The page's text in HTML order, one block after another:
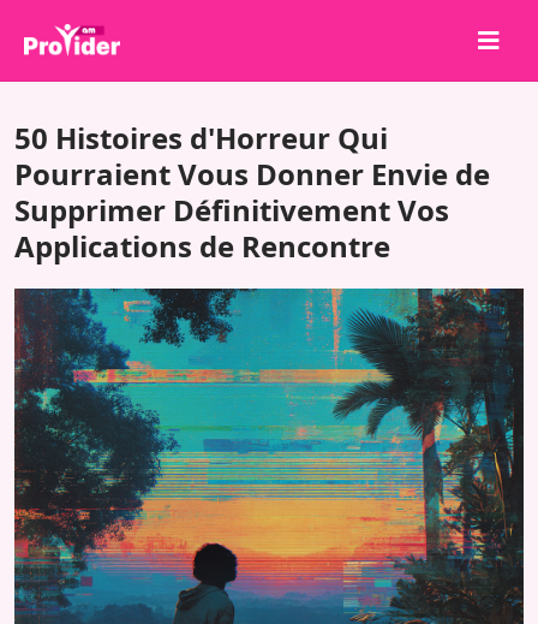
À propos de nous
Se connecter
S'inscrire
Services
API
Conditions
Blog
50 Histoires d'Horreur Qui
Pourraient Vous Donner Envie de
Supprimer Définitivement Vos
Applications de Rencontre